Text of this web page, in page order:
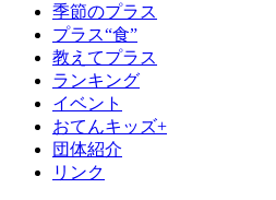
季節のプラス
プラス“食”
教えてプラス
ランキング
イベント
おてんキッズ+
団体紹介
リンク